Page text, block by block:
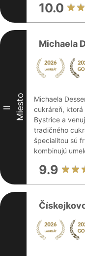
10.0
II Miesto
Michaela
Michaela
cukráreň, ktorá
Bystrice a
tradičného
špecialitou sú
kombinujú
9.9